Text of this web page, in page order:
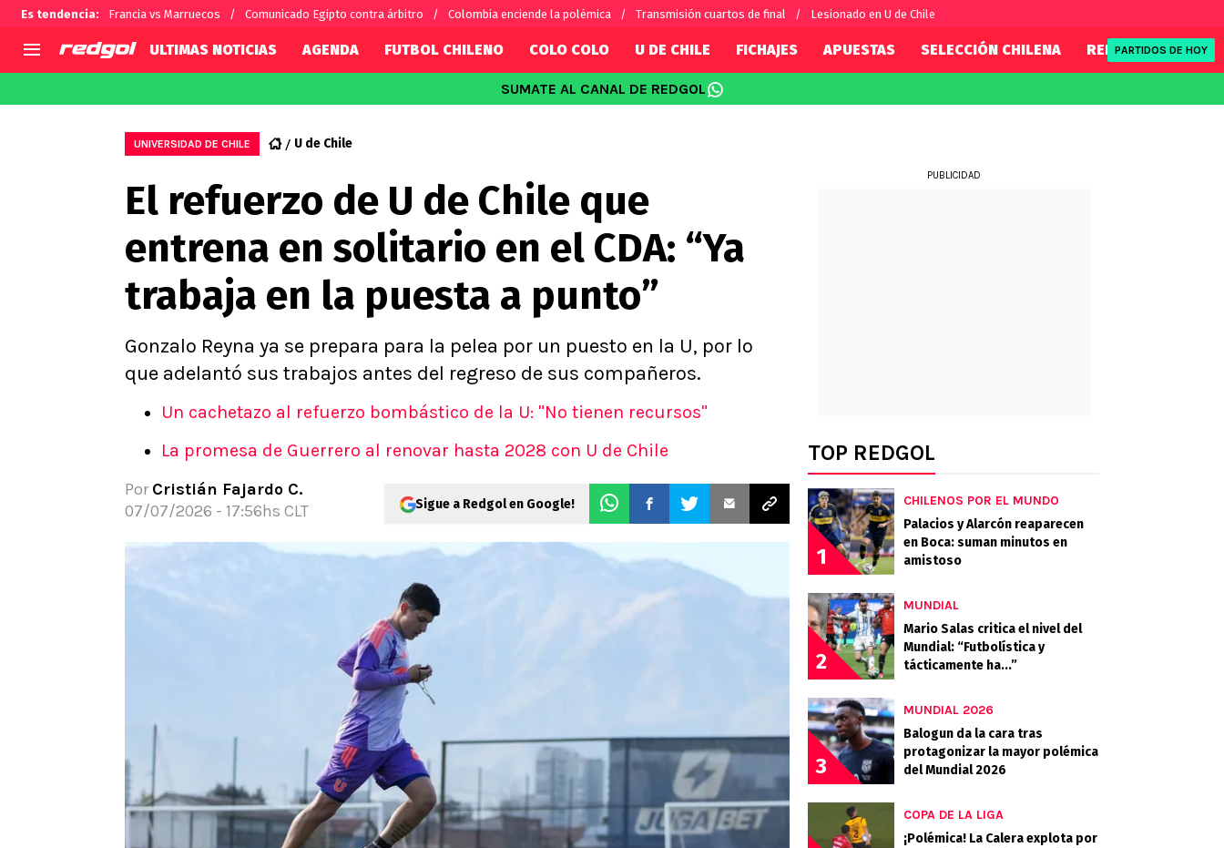
Es tendencia: Francia vs Marruecos Comunicado Egipto contra árbitro Colombia enciende la polémica Transmisión cuartos de final Lesionado en U de Chile
Selección Chilena
U de Chile
U Católica
Campeonato Nacional
Primera B
Segunda División
Copa Chile
Supercopa Chile
Campeonato Femenino
Alexis Sánchez
Carlos Palacios
Chilenos por el mundo
Fútbol Argentino
Fútbol Brasileño
Premier League
Serie A
ULTIMAS NOTICIAS AGENDA FUTBOL CHILENO COLO COLO U DE CHILE FICHAJES APUESTAS SELECCIÓN CHILENA REDSPORT
PARTIDOS DE HOY
SUMATE AL CANAL DE REDGOL
UNIVERSIDAD DE CHILE U de Chile
El refuerzo de U de Chile que
entrena en solitario en el CDA: “Ya
trabaja en la puesta a punto”
Gonzalo Reyna ya se prepara para la pelea por un puesto en la U, por lo
que adelantó sus trabajos antes del regreso de sus compañeros.
Un cachetazo al refuerzo bombástico de la U: "No tienen recursos"
La promesa de Guerrero al renovar hasta 2028 con U de Chile
Por Cristián Fajardo C.
07/07/2026 - 17:56hs CLT
Sigue a Redgol en Google!
PUBLICIDAD
TOP REDGOL
1
CHILENOS POR EL MUNDO
Palacios y Alarcón reaparecen
en Boca: suman minutos en
amistoso
2
MUNDIAL
Mario Salas critica el nivel del
Mundial: “Futbolística y
tácticamente ha...”
3
MUNDIAL 2026
Balogun da la cara tras
protagonizar la mayor polémica
del Mundial 2026
COPA DE LA LIGA
¡Polémica! La Calera explota por